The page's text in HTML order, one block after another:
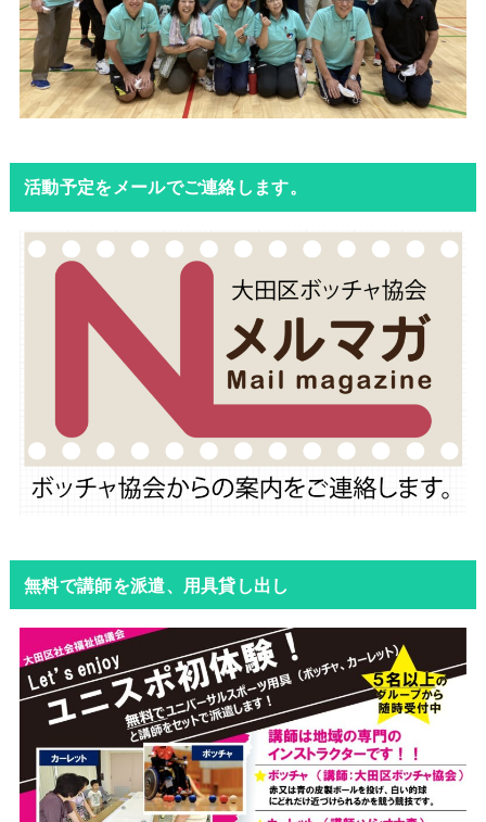
ま
ま
に
し
く
だ
さ
活動予定をメールでご連絡します。
無料で講師を派遣、用具貸し出し